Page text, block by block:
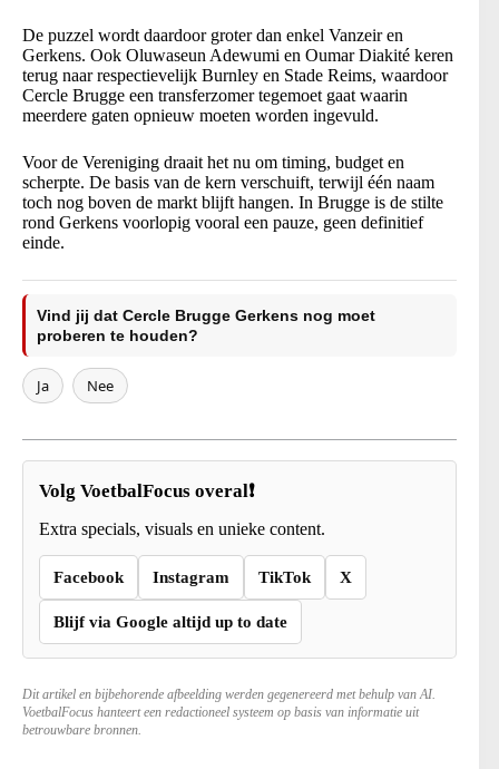
De puzzel wordt daardoor groter dan enkel Vanzeir en
Gerkens. Ook Oluwaseun Adewumi en Oumar Diakité keren
terug naar respectievelijk Burnley en Stade Reims, waardoor
Cercle Brugge een transferzomer tegemoet gaat waarin
meerdere gaten opnieuw moeten worden ingevuld.
Voor de Vereniging draait het nu om timing, budget en
scherpte. De basis van de kern verschuift, terwijl één naam
toch nog boven de markt blijft hangen. In Brugge is de stilte
rond Gerkens voorlopig vooral een pauze, geen definitief
einde.
Vind jij dat Cercle Brugge Gerkens nog moet
proberen te houden?
Ja Nee
Volg VoetbalFocus overal❗
Extra specials, visuals en unieke content.
Facebook Instagram TikTok X
Blijf via Google altijd up to date
Dit artikel en bijbehorende afbeelding werden gegenereerd met behulp van AI.
VoetbalFocus hanteert een redactioneel systeem op basis van informatie uit
betrouwbare bronnen.